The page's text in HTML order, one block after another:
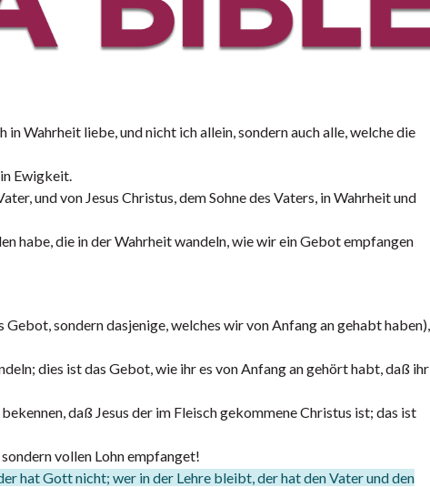
Wahrheit liebe, und nicht ich allein, sondern auch alle, welche die
Ewigkeit.
und von Jesus Christus, dem Sohne des Vaters, in Wahrheit und
habe, die in der Wahrheit wandeln, wie wir ein Gebot empfangen
sondern dasjenige, welches wir von Anfang an gehabt haben),
dies ist das Gebot, wie ihr es von Anfang an gehört habt, daß ihr
daß Jesus der im Fleisch gekommene Christus ist; das ist
vollen Lohn empfanget!
hat Gott nicht; wer in der Lehre bleibt, der hat den Vater und den